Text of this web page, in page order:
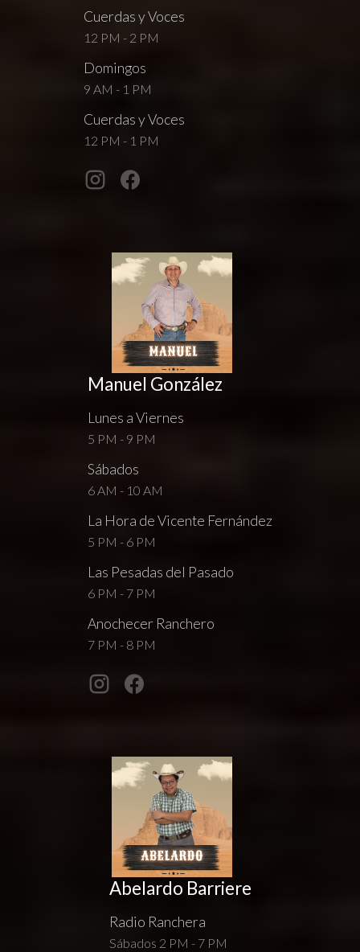
Cuerdas y Voces
12 PM - 2 PM
Domingos
9 AM - 1 PM
Cuerdas y Voces
12 PM - 1 PM
Manuel González
Lunes a Viernes
5 PM - 9 PM
Sábados
6 AM - 10 AM
La Hora de Vicente Fernández
5 PM - 6 PM
Las Pesadas del Pasado
6 PM - 7 PM
Anochecer Ranchero
7 PM - 8 PM
Abelardo Barriere
Radio Ranchera
Sábados 2 PM - 7 PM